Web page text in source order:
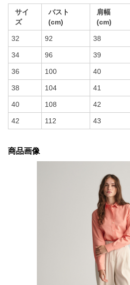
サイ
ズ
バスト
(cm)
肩幅
(cm)
32 92 38
34 96 39
36 100 40
38 104 41
40 108 42
42 112 43
商品画像